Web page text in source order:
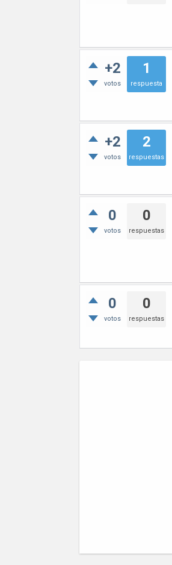
+2
votos
1
respuesta
+2
votos
2
respuestas
0
votos
0
respuestas
0
votos
0
respuestas